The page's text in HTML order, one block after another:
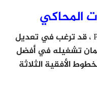
الآن قبل الانتقال إلى PUBG Mobile ، قد ترغب في تعديل
تشغيله في أفضل
الأفقية الثلاثة